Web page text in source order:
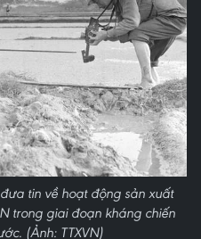
tin về hoạt động sản xuất
trong giai đoạn kháng chiến
(Ảnh: TTXVN)